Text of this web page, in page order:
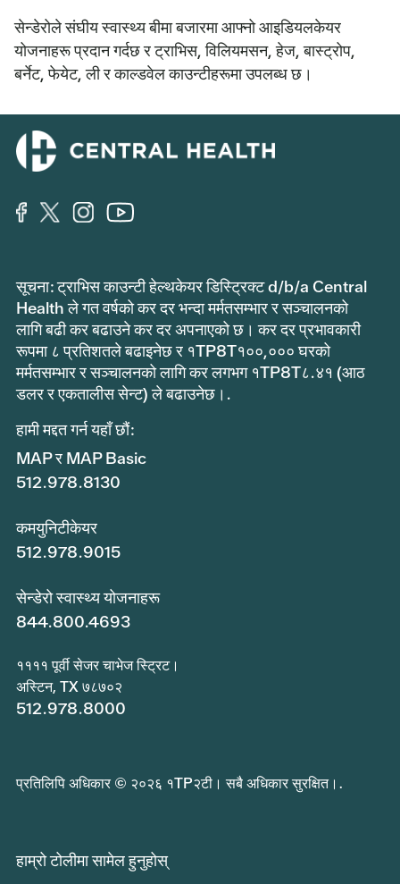
सेन्डेरोले संघीय स्वास्थ्य बीमा बजारमा आफ्नो आइडियलकेयर
योजनाहरू प्रदान गर्दछ र ट्राभिस, विलियमसन, हेज, बास्ट्रोप,
बर्नेट, फेयेट, ली र काल्डवेल काउन्टीहरूमा उपलब्ध छ।
सूचना: ट्राभिस काउन्टी हेल्थकेयर डिस्ट्रिक्ट d/b/a Central
Health ले गत वर्षको कर दर भन्दा मर्मतसम्भार र सञ्चालनको
लागि बढी कर बढाउने कर दर अपनाएको छ। कर दर प्रभावकारी
रूपमा ८ प्रतिशतले बढाइनेछ र १TP8T१००,००० घरको
मर्मतसम्भार र सञ्चालनको लागि कर लगभग १TP8T८.४१ (आठ
डलर र एकतालीस सेन्ट) ले बढाउनेछ।.
हामी मद्दत गर्न यहाँ छौं:
MAP र MAP Basic
512.978.8130
कमयुनिटीकेयर
512.978.9015
सेन्डेरो स्वास्थ्य योजनाहरू
844.800.4693
११११ पूर्वी सेजर चाभेज स्ट्रिट।
अस्टिन, TX ७८७०२
512.978.8000
प्रतिलिपि अधिकार © २०२६ १TP२टी। सबै अधिकार सुरक्षित।.
हाम्रो टोलीमा सामेल हुनुहोस्